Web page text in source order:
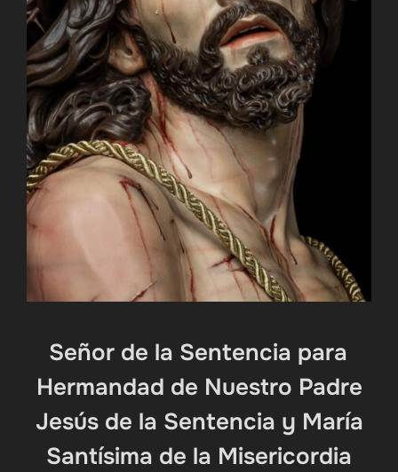
Señor de la Sentencia para
Hermandad de Nuestro Padre
Jesús de la Sentencia y María
Santísima de la Misericordia